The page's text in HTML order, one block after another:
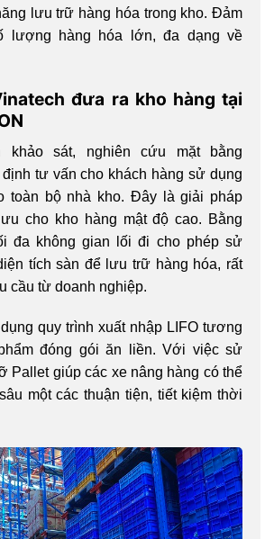
lưu trữ hàng hóa trong kho. Đảm
lượng hàng hóa lớn, đa dạng về
đưa ra kho hàng tại
khảo sát, nghiên cứu mặt bằng
tư vấn cho khách hàng sử dụng
toàn bộ nhà kho. Đây là giải pháp
cho kho hàng mật độ cao. Bằng
đa không gian lối đi cho phép sử
tích sàn để lưu trữ hàng hóa, rất
cầu từ doanh nghiệp.
quy trình xuất nhập LIFO tương
đóng gói ăn liền. Với việc sử
Pallet giúp các xe nâng hàng có thể
một các thuận tiện, tiết kiệm thời